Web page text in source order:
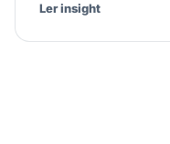
Ler insight